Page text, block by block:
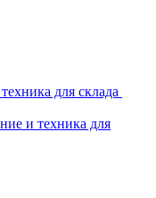
для склада
и техника для